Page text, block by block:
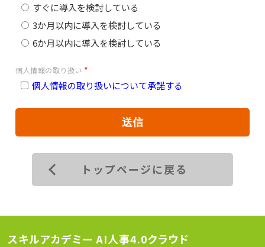
すぐに導入を検討している
3か月以内に導入を検討している
6か月以内に導入を検討している
個人情報の取り扱い *
個人情報の取り扱いについて承諾する
トップページに戻る
スキルアカデミー AI人事4.0クラウド